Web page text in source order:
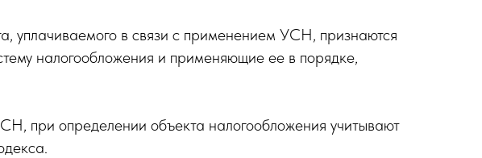
уплачиваемого в связи с применением УСН, признаются
налогообложения и применяющие ее в порядке,
при определении объекта налогообложения учитывают